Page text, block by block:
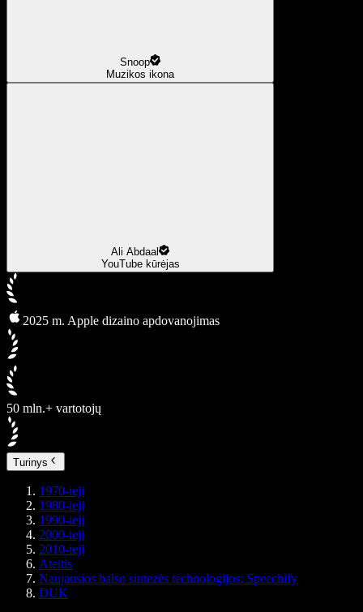
Snoop
Muzikos ikona
Ali Abdaal
YouTube kūrėjas
2025 m. Apple dizaino apdovanojimas
50 mln.+ vartotojų
Turinys
1970-ieji
1980-ieji
1990-ieji
2000-ieji
2010-ieji
Ateitis
Naujausios balso sintezės technologijos: Speechify
DUK